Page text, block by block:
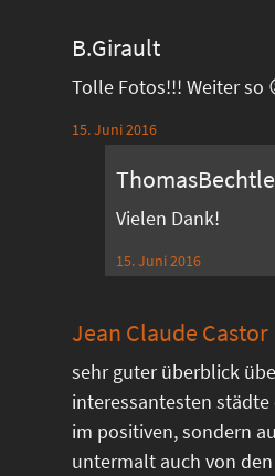
B.Girault
Tolle Fotos!!! Weiter so
15. Juni 2016
Vielen Dank!
15. Juni 2016
Jean Claude Castor
sehr guter überblick
interessantesten
im positiven, sondern
untermalt auch von